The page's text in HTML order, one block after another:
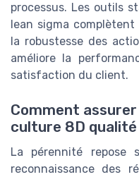
processus. Les outils
lean sigma
la robustesse des
améliore la
satisfaction du client.
Comment
culture 8D qualité
La pérennité repose
reconnaissance des